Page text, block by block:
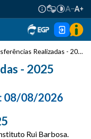
Realizadas - 2025
- 2025
08/08/2026
Rui Barbosa.